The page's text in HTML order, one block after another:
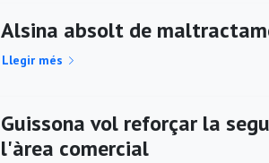
Alsina absolt de
Llegir més
Guissona vol reforçar la
l'àrea comercial